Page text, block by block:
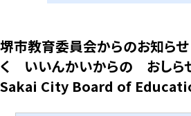
堺市教育委員会からのお知ら
く いいんかいからの おし
Sakai City Board of